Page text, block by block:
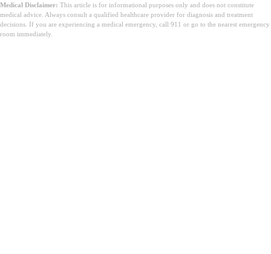
Medical Disclaimer: This article is for informational purposes only and does not constitute
medical advice. Always consult a qualified healthcare provider for diagnosis and treatment
decisions. If you are experiencing a medical emergency, call 911 or go to the nearest emergency
room immediately.